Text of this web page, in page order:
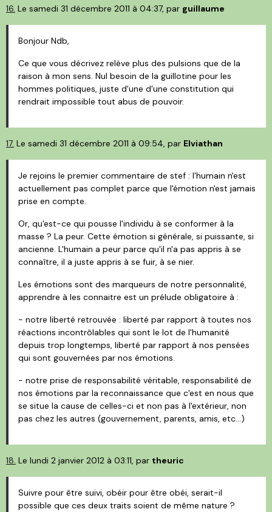
16. Le samedi 31 décembre 2011 à 04:37, par guillaume
Bonjour Ndb,
Ce que vous décrivez relève plus des pulsions que de la
raison à mon sens. Nul besoin de la guillotine pour les
hommes politiques, juste d'une d'une constitution qui
rendrait impossible tout abus de pouvoir.
17. Le samedi 31 décembre 2011 à 09:54, par Elviathan
Je rejoins le premier commentaire de stef : l'humain n'est
actuellement pas complet parce que l'émotion n'est jamais
prise en compte.
Or, qu'est-ce qui pousse l'individu à se conformer à la
masse ? La peur. Cette émotion si générale, si puissante, si
ancienne. L'humain a peur parce qu'il n'a pas appris à se
connaître, il a juste appris à se fuir, à se nier.
Les émotions sont des marqueurs de notre personnalité,
apprendre à les connaitre est un prélude obligatoire à :
- notre liberté retrouvée : liberté par rapport à toutes nos
réactions incontrôlables qui sont le lot de l'humanité
depuis trop longtemps, liberté par rapport à nos pensées
qui sont gouvernées par nos émotions.
- notre prise de responsabilité véritable, responsabilité de
nos émotions par la reconnaissance que c'est en nous que
se situe la cause de celles-ci et non pas à l'extérieur, non
pas chez les autres (gouvernement, parents, amis, etc...)
18. Le lundi 2 janvier 2012 à 03:11, par theuric
Suivre pour être suivi, obéir pour être obéi, serait-il
possible que ces deux traits soient de même nature ?